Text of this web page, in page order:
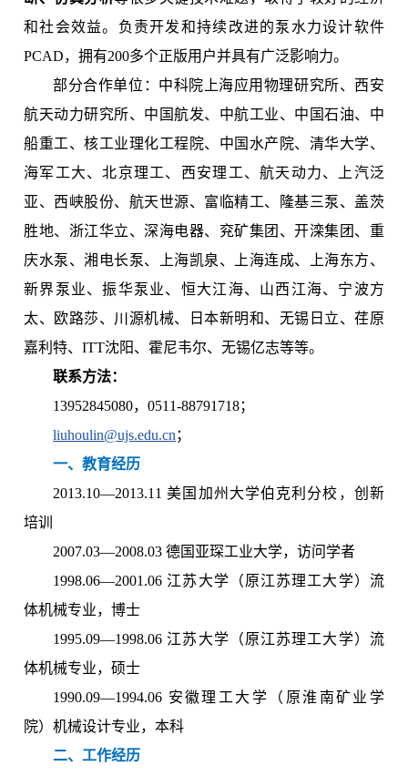
和社会效益。负责开发和持续改进的泵水力设计软件
PCAD，拥有200多个正版用户并具有广泛影响力。
部分合作单位：中科院上海应用物理研究所、西安
航天动力研究所、中国航发、中航工业、中国石油、中
船重工、核工业理化工程院、中国水产院、清华大学、
海军工大、北京理工、西安理工、航天动力、上汽泛
亚、西峡股份、航天世源、富临精工、隆基三泵、盖茨
胜地、浙江华立、深海电器、兖矿集团、开滦集团、重
庆水泵、湘电长泵、上海凯泉、上海连成、上海东方、
新界泵业、振华泵业、恒大江海、山西江海、宁波方
太、欧路莎、川源机械、日本新明和、无锡日立、荏原
嘉利特、ITT沈阳、霍尼韦尔、无锡亿志等等。
联系方法：
13952845080，0511-88791718；
liuhoulin@ujs.edu.cn ；
一、教育经历
2013.10—2013.11 美国加州大学伯克利分校，创新
培训
2007.03—2008.03 德国亚琛工业大学，访问学者
1998.06—2001.06 江苏大学（原江苏理工大学）流
体机械专业，博士
1995.09—1998.06 江苏大学（原江苏理工大学）流
体机械专业，硕士
1990.09—1994.06 安徽理工大学（原淮南矿业学
院）机械设计专业，本科
二、工作经历